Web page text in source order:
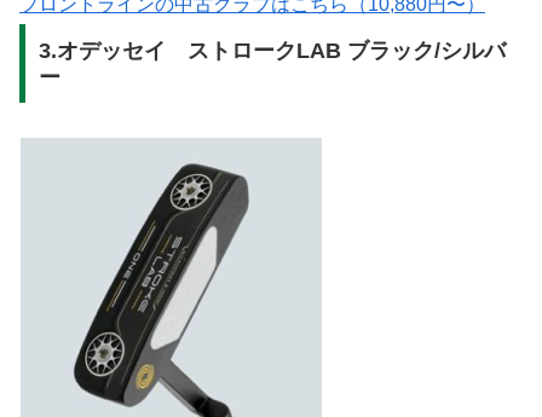
フロントラインの中古クラブはこちら（10,880円〜）
3.オデッセイ ストロークLAB ブラック/シルバ
ー